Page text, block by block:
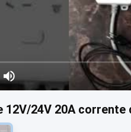
24V 20A